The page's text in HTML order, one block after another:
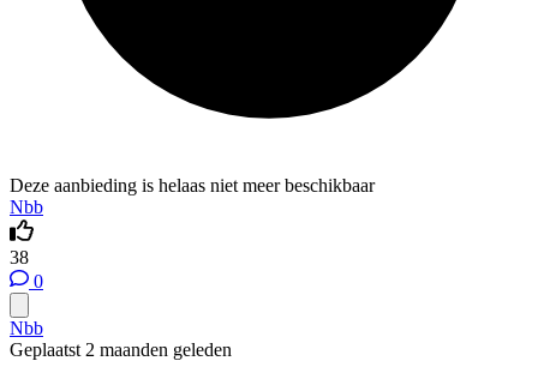
Deze aanbieding is helaas niet meer beschikbaar
Nbb
38
0
Nbb
Geplaatst 2 maanden geleden